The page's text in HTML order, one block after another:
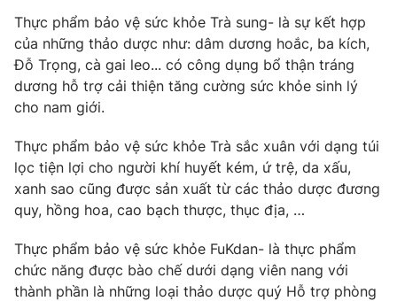
® Cấm sao chép dưới mọi hình thức nếu không có sự chấp
thuận bằng văn bản. Ghi rõ nguồn VTV.vn khi phát hành lại
Thực phẩm bảo vệ sức khỏe Trà sung- là sự kết hợp
của những thảo dược như: dâm dương hoắc, ba kích,
Đỗ Trọng, cà gai leo... có công dụng bổ thận tráng
dương hỗ trợ cải thiện tăng cường sức khỏe sinh lý
cho nam giới.
Thực phẩm bảo vệ sức khỏe Trà sắc xuân với dạng túi
lọc tiện lợi cho người khí huyết kém, ứ trệ, da xấu,
xanh sao cũng được sản xuất từ các thảo dược đương
quy, hồng hoa, cao bạch thược, thục địa, …
Thực phẩm bảo vệ sức khỏe FuKdan- là thực phẩm
chức năng được bào chế dưới dạng viên nang với
thành phần là những loại thảo dược quý Hỗ trợ phòng